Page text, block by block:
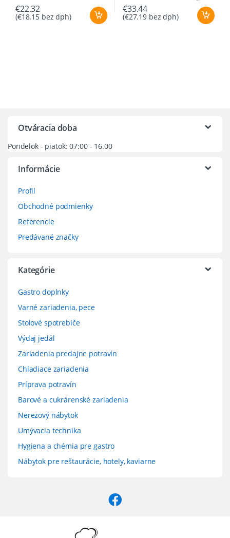
€22.32
(€18.15 bez dph)
€33.44
(€27.19 bez dph)
Otváracia doba
Pondelok - piatok: 07:00 - 16.00
Informácie
Profil
Obchodné podmienky
Referencie
Predávané značky
Kategórie
Gastro doplnky
Varné zariadenia, pece
Stolové spotrebiče
Výdaj jedál
Zariadenia predajne potravín
Chladiace zariadenia
Príprava potravín
Barové a cukrárenské zariadenia
Nerezový nábytok
Umývacia technika
Hygiena a chémia pre gastro
Nábytok pre reštaurácie, hotely, kaviarne